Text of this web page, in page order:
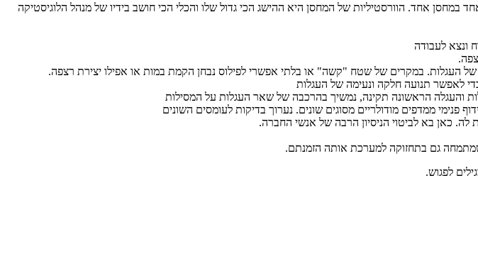
במחסן אחד. הוורסטיליות של המחסן היא ההישג הכי גדול שלו והכלי הכי חושב בידיו של מנהל הלוגיסטיקה
ונצא לעבודה
העגלות. במקרים של שטח "קשה" או בלתי אפשרי לפילוס נבחן הקמת במות או אפילו יצירת רצפה.
לאפשר תנועה חלקה ונעימה של העגלות
והעגלה הראשונה תקינה, נמשיך בהרכבה של שאר העגלות על המסילות
פנימי ממדפים מודולריים מסוגים שונים. נערוך בדיקות לעומסים השונים
כאן בא לביטוי הניסיון הרבה של אנשי החברה.
גם בתחזוקה למערכת אותה הזמנתם.
לפגוש.